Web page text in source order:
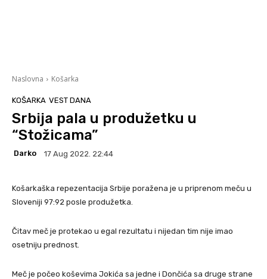
Naslovna Košarka
KOŠARKA VEST DANA
Srbija pala u produžetku u
“Stožicama”
Darko 17 Aug 2022. 22:44
Košarkaška repezentacija Srbije poražena je u priprenom meču u
Sloveniji 97:92 posle produžetka.
Čitav meč je protekao u egal rezultatu i nijedan tim nije imao
osetniju prednost.
Meč je počeo koševima Jokića sa jedne i Dončića sa druge strane